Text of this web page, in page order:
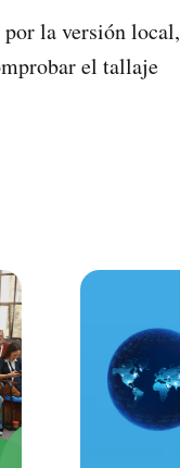
por la versión local,
el tallaje